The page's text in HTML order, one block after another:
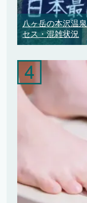
八ヶ岳の本沢温
セス・混雑状況